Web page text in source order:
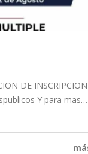
DE
Y para mas…